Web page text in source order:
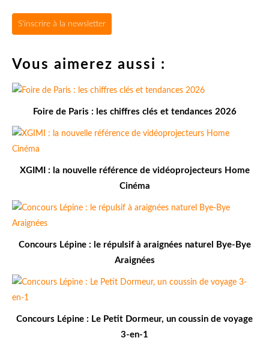
S'inscrire à la newsletter
Vous aimerez aussi :
Foire de Paris : les chiffres clés et tendances 2026
XGIMI : la nouvelle référence de vidéoprojecteurs Home
Cinéma
Concours Lépine : le répulsif à araignées naturel Bye-Bye
Araignées
Concours Lépine : Le Petit Dormeur, un coussin de voyage
3-en-1